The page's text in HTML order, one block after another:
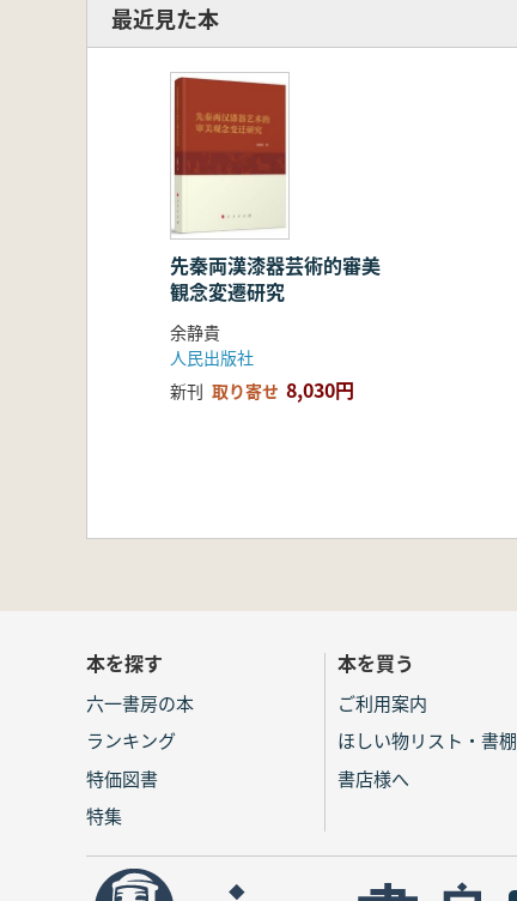
最近見た本
先秦両漢漆器芸術的審美
観念変遷研究
余静貴
人民出版社
新刊 取り寄せ 8,030円
本を探す
六一書房の本
ランキング
特価図書
特集
本を買う
ご利用案内
ほしい物リスト・書棚
書店様へ